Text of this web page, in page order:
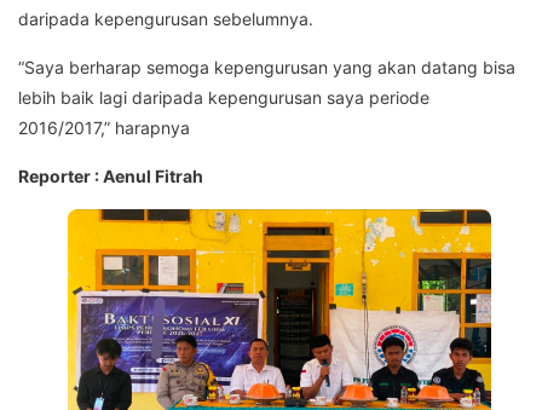
daripada kepengurusan sebelumnya.
“Saya berharap semoga kepengurusan yang akan datang bisa
lebih baik lagi daripada kepengurusan saya periode
2016/2017,” harapnya
Reporter : Aenul Fitrah